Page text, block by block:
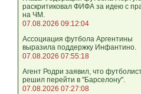
раскритиковал ФИФА за идею с
на ЧМ.
07.08.2026 09:12:04
Ассоциация футбола Аргентины
выразила поддержку Инфантино.
07.08.2026 07:55:18
Агент Родри заявил, что
решил перейти в "Барселону".
07.08.2026 07:27:08